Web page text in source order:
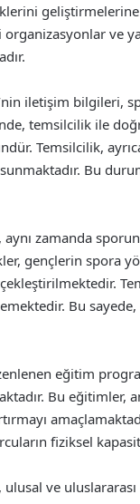
organizasyonlar ve
iletişim bilgileri,
temsilcilik ile
Temsilcilik,
Bu
zamanda
gençlerin spora
Bu
eğitim
Bu eğitimler,
fiziksel
ve uluslararası